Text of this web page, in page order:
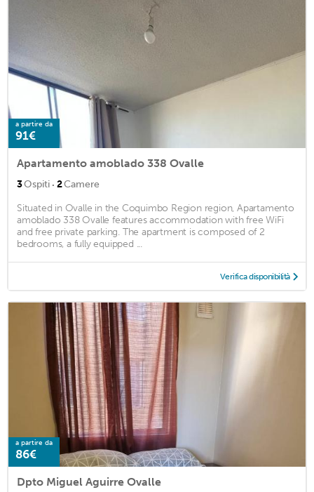
a partire da
91€
Apartamento amoblado 338 Ovalle
3Ospiti · 2Camere
Situated in Ovalle in the Coquimbo Region region, Apartamento
amoblado 338 Ovalle features accommodation with free WiFi
and free private parking. The apartment is composed of 2
bedrooms, a fully equipped ...
Verifica disponibilità
a partire da
86€
Dpto Miguel Aguirre Ovalle